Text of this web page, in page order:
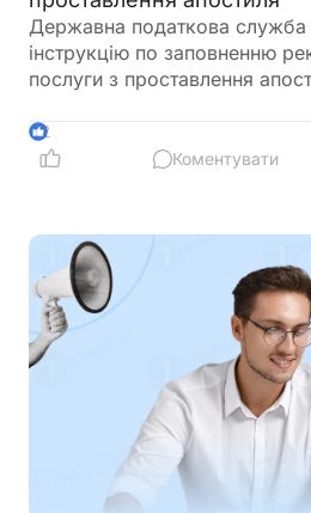
Державна податкова служба
інструкцію по заповненню
послуги з проставлення
2
Коментувати